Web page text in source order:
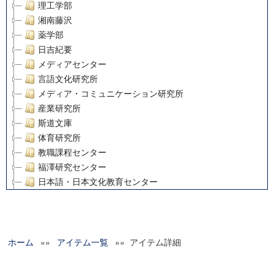
理工学部
湘南藤沢
薬学部
日吉紀要
メディアセンター
言語文化研究所
メディア・コミュニケーション研究所
産業研究所
斯道文庫
体育研究所
教職課程センター
福澤研究センター
日本語・日本文化教育センター
グローバルリサーチインスティテュート
ホーム »» アイテム一覧 »» アイテム詳細